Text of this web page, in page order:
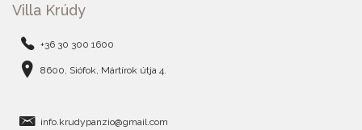
Villa Krúdy
+36 30 300 1600
8600, Siófok, Mártírok útja 4.
info.krudypanzio@gmail.com